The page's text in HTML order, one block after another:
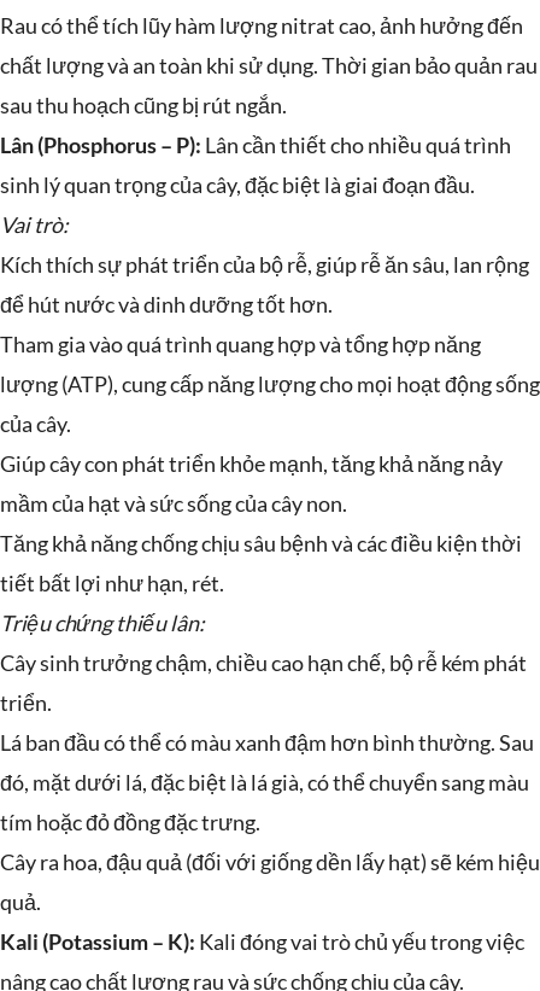
Rau có thể tích lũy hàm lượng nitrat cao, ảnh hưởng đến
chất lượng và an toàn khi sử dụng. Thời gian bảo quản rau
sau thu hoạch cũng bị rút ngắn.
Lân (Phosphorus – P): Lân cần thiết cho nhiều quá trình
sinh lý quan trọng của cây, đặc biệt là giai đoạn đầu.
Vai trò:
Kích thích sự phát triển của bộ rễ, giúp rễ ăn sâu, lan rộng
để hút nước và dinh dưỡng tốt hơn.
Tham gia vào quá trình quang hợp và tổng hợp năng
lượng (ATP), cung cấp năng lượng cho mọi hoạt động sống
của cây.
Giúp cây con phát triển khỏe mạnh, tăng khả năng nảy
mầm của hạt và sức sống của cây non.
Tăng khả năng chống chịu sâu bệnh và các điều kiện thời
tiết bất lợi như hạn, rét.
Triệu chứng thiếu lân:
Cây sinh trưởng chậm, chiều cao hạn chế, bộ rễ kém phát
triển.
Lá ban đầu có thể có màu xanh đậm hơn bình thường. Sau
đó, mặt dưới lá, đặc biệt là lá già, có thể chuyển sang màu
tím hoặc đỏ đồng đặc trưng.
Cây ra hoa, đậu quả (đối với giống dền lấy hạt) sẽ kém hiệu
quả.
Kali (Potassium – K): Kali đóng vai trò chủ yếu trong việc
nâng cao chất lượng rau và sức chống chịu của cây.